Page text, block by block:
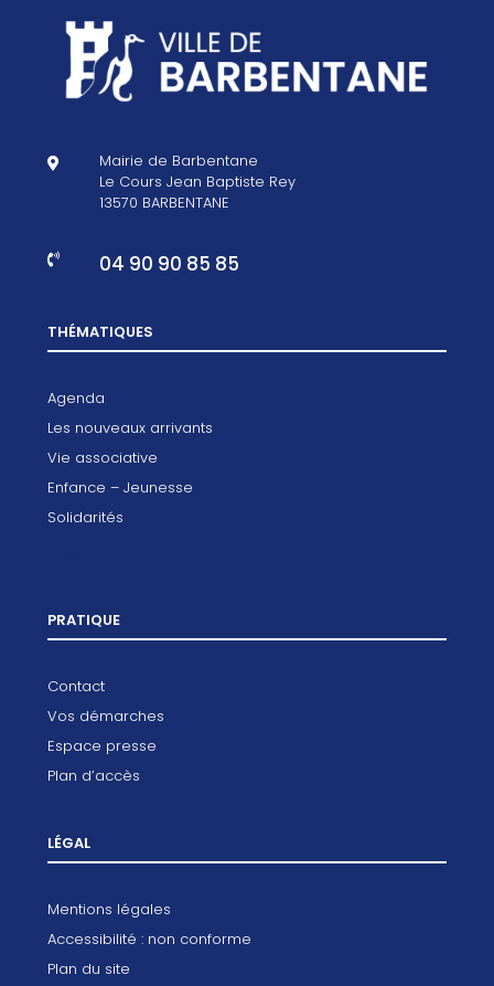

Mairie de Barbentane
Le Cours Jean Baptiste Rey
13570 BARBENTANE
 04 90 90 85 85
THÉMATIQUES
Agenda
Les nouveaux arrivants
Vie associative
Enfance – Jeunesse
Solidarités
PRATIQUE
Contact
Vos démarches
Espace presse
Plan d’accès
LÉGAL
Mentions légales
Accessibilité : non conforme
Plan du site